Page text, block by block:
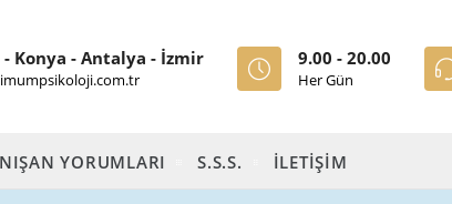
Konya - Antalya - İzmir 9.00 - 20.00
Her Gün
YORUMLARI S.S.S. İLETİŞİM